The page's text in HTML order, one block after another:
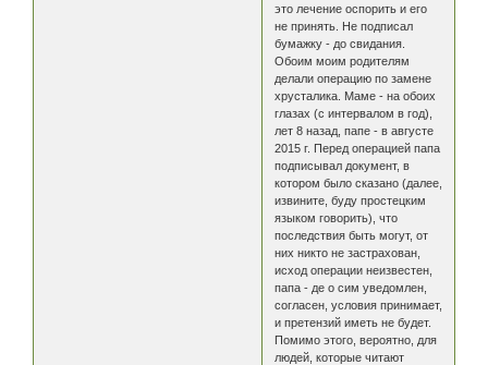
это лечение оспорить и его
не принять. Не подписал
бумажку - до свидания.
Обоим моим родителям
делали операцию по замене
хрусталика. Маме - на обоих
глазах (с интервалом в год),
лет 8 назад, папе - в августе
2015 г. Перед операцией папа
подписывал документ, в
котором было сказано (далее,
извините, буду простецким
языком говорить), что
последствия быть могут, от
них никто не застрахован,
исход операции неизвестен,
папа - де о сим уведомлен,
согласен, условия принимает,
и претензий иметь не будет.
Помимо этого, вероятно, для
людей, которые читают